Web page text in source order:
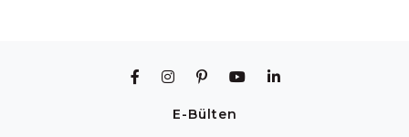
E-Bülten